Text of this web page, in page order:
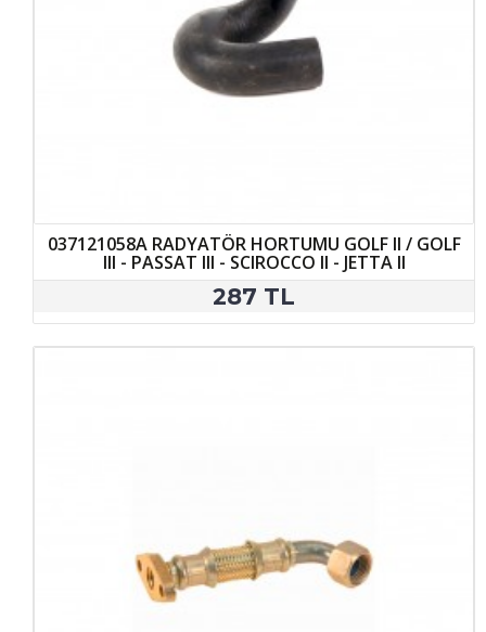
037121058A RADYATÖR HORTUMU GOLF II / GOLF
III - PASSAT III - SCIROCCO II - JETTA II
287 TL